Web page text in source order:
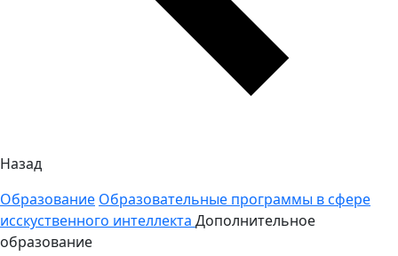
Назад
Образование Образовательные программы в сфере
исскуственного интеллекта Дополнительное
образование